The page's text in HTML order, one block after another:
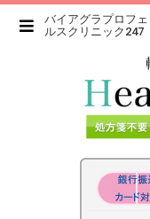
バイアグラプロフ
ルスクリニック247